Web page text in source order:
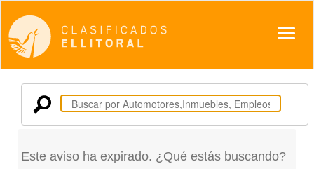
Este aviso ha expirado. ¿Qué estás buscando?